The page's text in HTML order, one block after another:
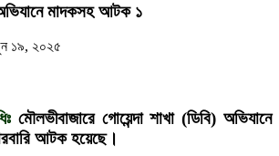
মাদকসহ আটক ১
১৯, ২০২৫
মৌলভীবাজারে গোয়েন্দা শাখা (ডিবি) অভিযানে
আটক হয়েছে।